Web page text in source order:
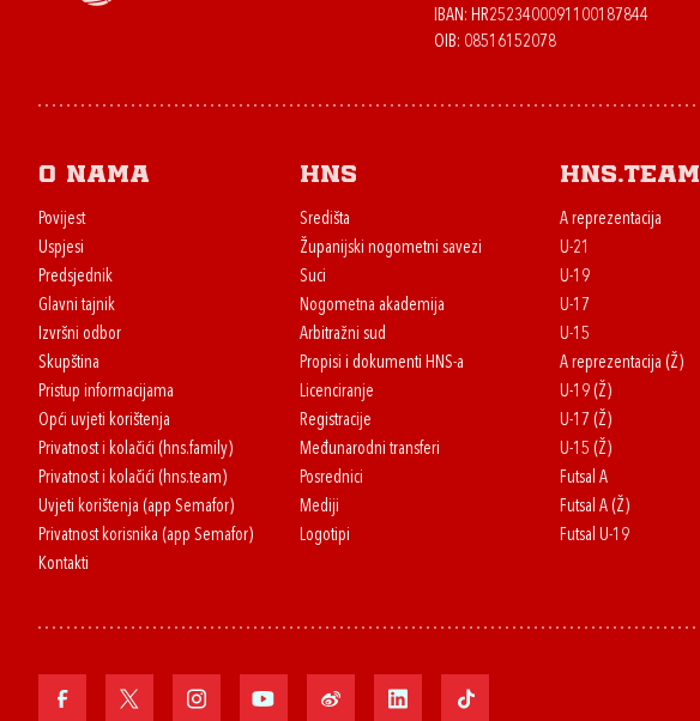
IBAN: HR2523400091100187844
OIB: 08516152078
O nama
Povijest
Uspjesi
Predsjednik
Glavni tajnik
Izvršni odbor
Skupština
Pristup informacijama
Opći uvjeti korištenja
Privatnost i kolačići (hns.family)
Privatnost i kolačići (hns.team)
Uvjeti korištenja (app Semafor)
Privatnost korisnika (app Semafor)
Kontakti
HNS
Središta
Županijski nogometni savezi
Suci
Nogometna akademija
Arbitražni sud
Propisi i dokumenti HNS-a
Licenciranje
Registracije
Međunarodni transferi
Posrednici
Mediji
Logotipi
HNS.team
A reprezentacija
U-21
U-19
U-17
U-15
A reprezentacija (Ž)
U-19 (Ž)
U-17 (Ž)
U-15 (Ž)
Futsal A
Futsal A (Ž)
Futsal U-19